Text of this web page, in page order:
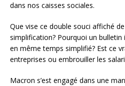
dans nos caisses sociales.
Que vise ce double souci affiché
simplification? Pourquoi un
en même temps simplifié? Est ce
entreprises ou embrouiller les
Macron s’est engagé dans une